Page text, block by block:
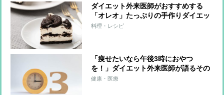
ダイエット外来医師がおすすめする
「オレオ」たっぷりの手作りダイエッ
トスイーツ
料理・レシピ
「痩せたいなら午後3時におやつ
を！」ダイエット外来医師が語るその
理由
健康・医療